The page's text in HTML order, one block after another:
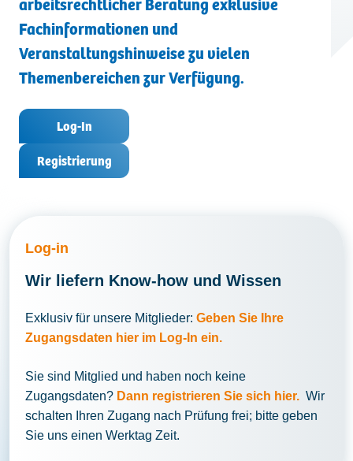
Kontakt
Fachinformationen und
Veranstaltungshinweise zu vielen
Themenbereichen zur Verfügung.
Log-In
Registrierung
Log-in
Wir liefern Know-how und Wissen
Exklusiv für unsere Mitglieder: Geben Sie Ihre
Zugangsdaten hier im Log-In ein.
Sie sind Mitglied und haben noch keine
Zugangsdaten? Dann registrieren Sie sich hier. Wir
schalten Ihren Zugang nach Prüfung frei; bitte geben
Sie uns einen Werktag Zeit.